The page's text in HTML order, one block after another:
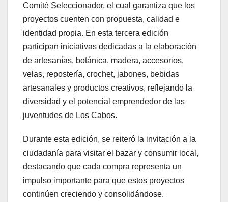
Comité Seleccionador, el cual garantiza que los
proyectos cuenten con propuesta, calidad e
identidad propia. En esta tercera edición
participan iniciativas dedicadas a la elaboración
de artesanías, botánica, madera, accesorios,
velas, repostería, crochet, jabones, bebidas
artesanales y productos creativos, reflejando la
diversidad y el potencial emprendedor de las
juventudes de Los Cabos.
Durante esta edición, se reiteró la invitación a la
ciudadanía para visitar el bazar y consumir local,
destacando que cada compra representa un
impulso importante para que estos proyectos
continúen creciendo y consolidándose.